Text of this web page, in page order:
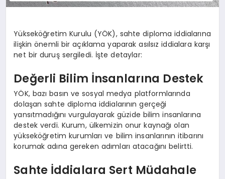
Yükseköğretim Kurulu (YÖK), sahte diploma iddialarına
ilişkin önemli bir açıklama yaparak asılsız iddialara karşı
net bir duruş sergiledi. İşte detaylar:
Değerli Bilim İnsanlarına Destek
YÖK, bazı basın ve sosyal medya platformlarında
dolaşan sahte diploma iddialarının gerçeği
yansıtmadığını vurgulayarak güzide bilim insanlarına
destek verdi. Kurum, ülkemizin onur kaynağı olan
yükseköğretim kurumları ve bilim insanlarının itibarını
korumak adına gereken adımları atacağını belirtti.
Sahte İddialara Sert Müdahale